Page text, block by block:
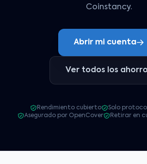
Coinstancy.
Abrir mi cuenta
Ver todos los
Rendimiento cubierto
Solo
Asegurado por OpenCover
Retirar en